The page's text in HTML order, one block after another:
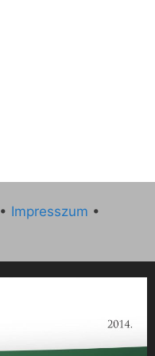
• Impresszum •